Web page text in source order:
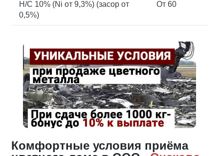
Н/С 10% (Ni от 9,3%) (засор от
0,5%)
От 60
Комфортные условия приёма